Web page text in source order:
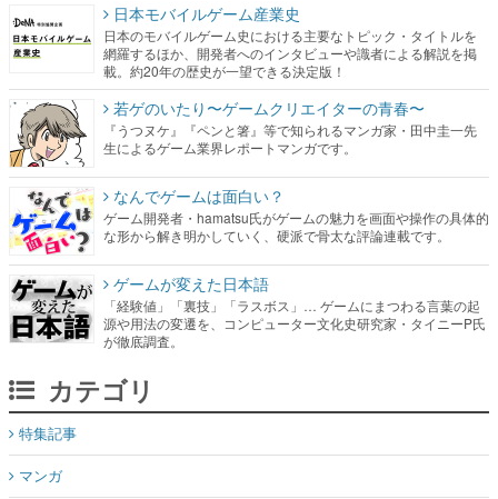
日本モバイルゲーム産業史
日本のモバイルゲーム史における主要なトピック・タイトルを
網羅するほか、開発者へのインタビューや識者による解説を掲
載。約20年の歴史が一望できる決定版！
若ゲのいたり〜ゲームクリエイターの青春〜
『うつヌケ』『ペンと箸』等で知られるマンガ家・田中圭一先
生によるゲーム業界レポートマンガです。
なんでゲームは面白い？
ゲーム開発者・hamatsu氏がゲームの魅力を画面や操作の具体的
な形から解き明かしていく、硬派で骨太な評論連載です。
ゲームが変えた日本語
「経験値」「裏技」「ラスボス」… ゲームにまつわる言葉の起
源や用法の変遷を、コンピューター文化史研究家・タイニーP氏
が徹底調査。
カテゴリ
特集記事
マンガ